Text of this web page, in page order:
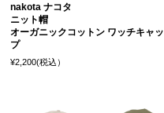
nakota ナコタ
ニット帽
オーガニックコットン ワッチキャッ
プ
¥2,200(税込）